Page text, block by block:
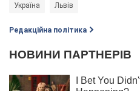
Україна Львів
Редакційна політика